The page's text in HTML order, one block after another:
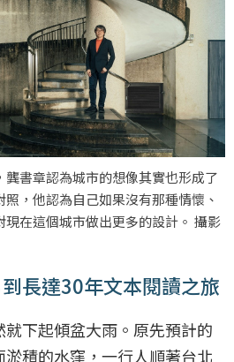
書章認為城市的想像其實也形成了
，他認為自己如果沒有那種情懷、
在這個城市做出更多的設計。 攝影
長達30年文本閱讀之旅
下起傾盆大雨。原先預計的
積的水窪，一行人順著台北